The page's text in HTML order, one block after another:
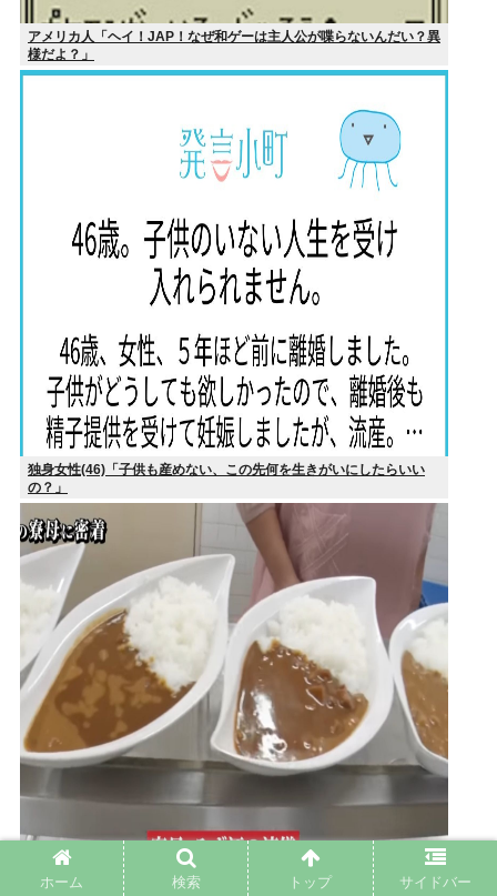
アメリカ人「ヘイ！JAP！なぜ和ゲーは主人公が喋らないんだい？異
様だよ？」
独身女性(46)「子供も産めない、この先何を生きがいにしたらいい
の？」
ホーム 検索 トップ サイドバー